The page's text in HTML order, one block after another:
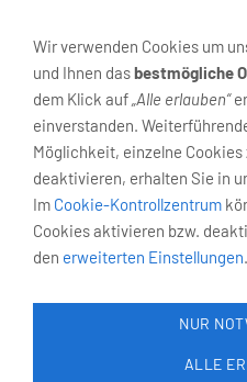
Wir verwenden Cookies um
und Ihnen dasbestmögliche
dem Klick auf„Alle erlauben“
einverstanden.
Möglichkeit, einzelne Cookies
deaktivieren, erhalten Sie in
Im Cookie-Kontrollzentrum
Cookies aktivieren bzw.
den erweiterten Einstellungen.
NUR
ALLE